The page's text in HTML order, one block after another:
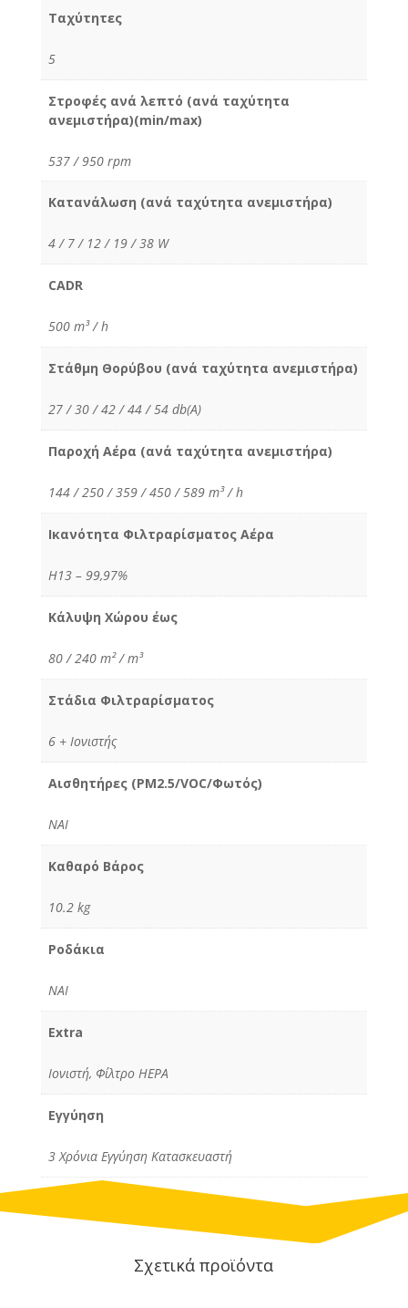
Ταχύτητες
5
Στροφές ανά λεπτό (ανά ταχύτητα
ανεμιστήρα)(min/max)
537 / 950 rpm
Κατανάλωση (ανά ταχύτητα ανεμιστήρα)
4 / 7 / 12 / 19 / 38 W
CADR
500 m³ / h
Στάθμη Θορύβου (ανά ταχύτητα ανεμιστήρα)
27 / 30 / 42 / 44 / 54 db(A)
Παροχή Αέρα (ανά ταχύτητα ανεμιστήρα)
144 / 250 / 359 / 450 / 589 m³ / h
Ικανότητα Φιλτραρίσματος Αέρα
H13 – 99,97%
Κάλυψη Χώρου έως
80 / 240 m² / m³
Στάδια Φιλτραρίσματος
6 + Iονιστής
Αισθητήρες (PM2.5/VOC/Φωτός)
ΝΑΙ
Καθαρό Βάρος
10.2 kg
Ροδάκια
ΝΑΙ
Extra
Ιονιστή, Φίλτρο HEPA
Εγγύηση
3 Χρόνια Εγγύηση Κατασκευαστή
Σχετικά προϊόντα